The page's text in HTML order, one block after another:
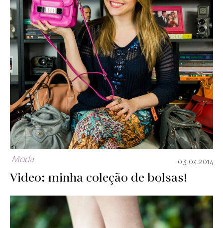
Moda 03.04.2014
Video: minha coleção de bolsas!